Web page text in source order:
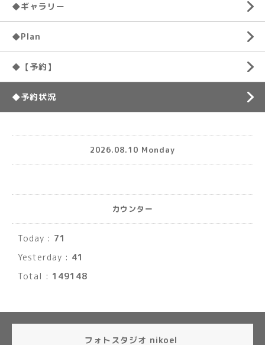
◆ギャラリー
◆Plan
◆【予約】
◆予約状況
2026.08.10 Monday
カウンター
Today : 71
Yesterday : 41
Total : 149148
フォトスタジオ nikoel